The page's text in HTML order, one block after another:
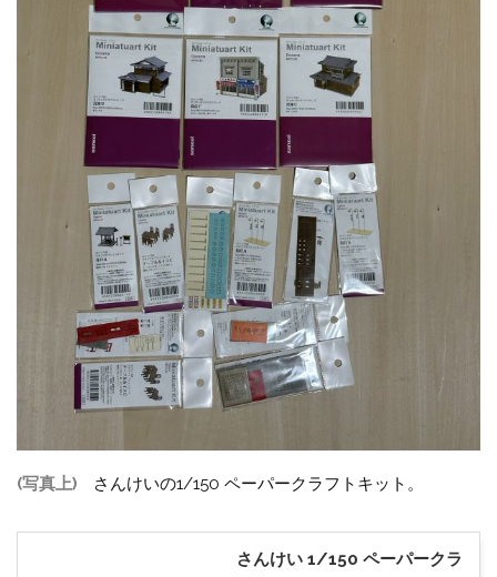
(写真上) さんけいの1/150 ペーパークラフトキット。
さんけい 1/150 ペーパークラ